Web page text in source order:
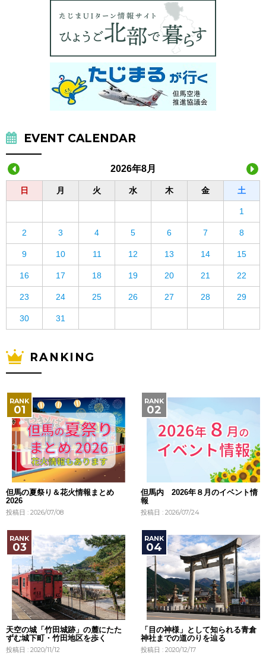
EVENT CALENDAR
2026年8月
日 月 火 水 木 金 土
1
2 3 4 5 6 7 8
9 10 11 12 13 14 15
16 17 18 19 20 21 22
23 24 25 26 27 28 29
30 31
RANKING
但馬の夏祭り＆花火情報まとめ
2026
投稿日 : 2026/07/08
但馬内 2026年８月のイベント情
報
投稿日 : 2026/07/24
天空の城「竹田城跡」の麓にたた
ずむ城下町・竹田地区を歩く
投稿日 : 2020/11/12
「目の神様」として知られる青倉
神社までの道のりを辿る
投稿日 : 2020/12/17